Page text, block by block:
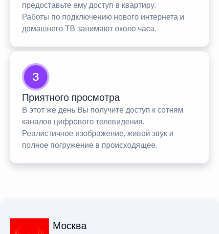
предоставьте ему доступ в квартиру.
Работы по подключению нового интернета и
домашнего ТВ занимают около часа.
3
Приятного просмотра
В этот же день Вы получите доступ к сотням
каналов цифрового телевидения.
Реалистичное изображение, живой звук и
полное погружение в происходящее.
Москва